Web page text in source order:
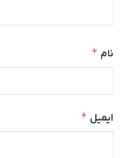
نام *
ایمیل *